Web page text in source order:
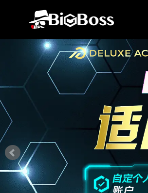
BigBoss(币
外
汇
中
文
官
网)